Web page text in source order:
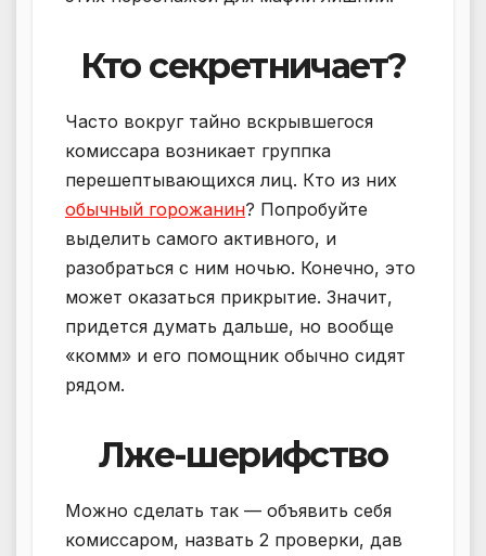
Кто секретничает?
Часто вокруг тайно вскрывшегося
комиссара возникает группка
перешептывающихся лиц. Кто из них
обычный горожанин? Попробуйте
выделить самого активного, и
разобраться с ним ночью. Конечно, это
может оказаться прикрытие. Значит,
придется думать дальше, но вообще
«комм» и его помощник обычно сидят
рядом.
Лже-шерифство
Можно сделать так — объявить себя
комиссаром, назвать 2 проверки, дав